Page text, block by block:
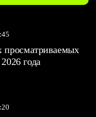
просматриваемых
года